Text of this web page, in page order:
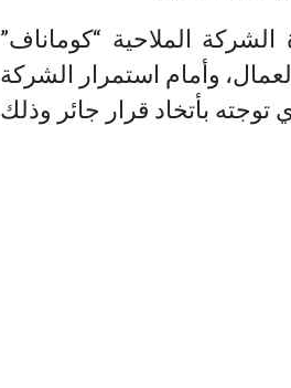
الملاحية “كوماناف”
وأمام استمرار الشركة
بأتخاد قرار جائر وذلك